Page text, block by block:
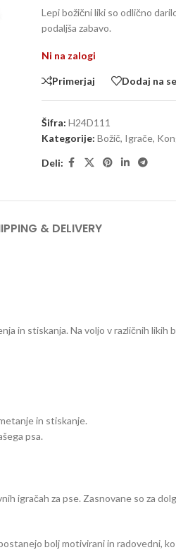
Lepi božični liki so odlično
podaljša zabavo.
Ni na zalogi
Primerjaj Dodaj na
Šifra: H24D111
Kategorije: Božič, Igrače,
Deli:
& DELIVERY
in stiskanja. Na voljo v različnih
in stiskanje.
psa.
igračah za pse. Zasnovane so za
bolj motivirani in radovedni,